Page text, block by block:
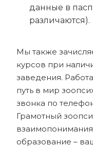
данные в
различаются).
Мы также
курсов при
заведения.
путь в мир
звонка по
Грамотный
образование –